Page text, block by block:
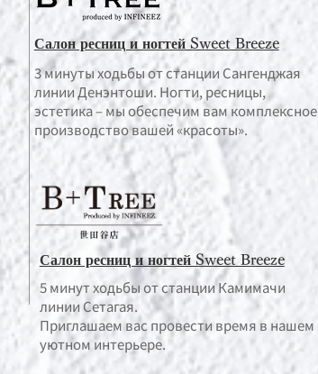
3 минуты ходьбы от станции Сангенджая
линии Денэнтоши. Ногти, ресницы,
эстетика – мы обеспечим вам комплексное
производство вашей «красоты».
5 минут ходьбы от станции Камимачи
линии Сетагая.
Приглашаем вас провести время в нашем
уютном интерьере.
Салон ресниц и ногтей Sweet Breeze
Салон ресниц и ногтей Sweet Breeze